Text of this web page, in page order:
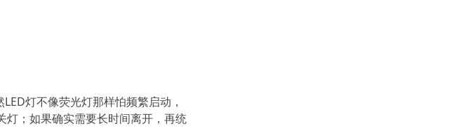
灯不像荧光灯那样怕频繁启动，
灯；如果确实需要长时间离开，再统